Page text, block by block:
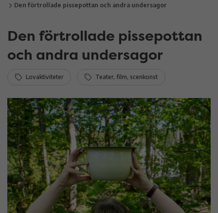
Den förtrollade pissepottan och andra undersagor
Den förtrollade pissepottan
och andra undersagor
Lovaktiviteter Teater, film, scenkonst